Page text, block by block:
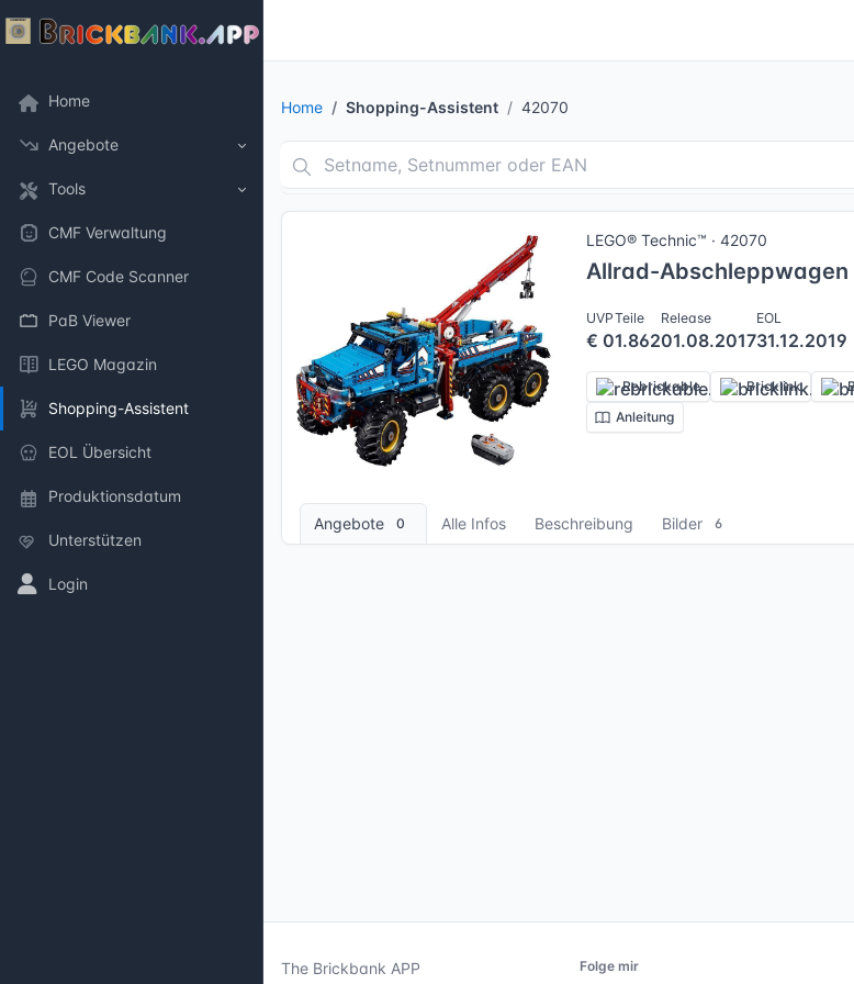
Home
Angebote
Tools
CMF Verwaltung
CMF Code Scanner
PaB Viewer
LEGO Magazin
Shopping-Assistent
EOL Übersicht
Produktionsdatum
Unterstützen
Login
Home Shopping-Assistent 42070
6 Bilder + 2 Videos
LEGO® Technic™ · 42070
Allrad-Abschleppwagen
UVP
€ 0
Teile
1.862
Release
01.08.2017
EOL
31.12.2019
Rebrickable Bricklink
Anleitung
Angebote 0 Alle Infos Beschreibung Bilder 6
The Brickbank APP Folge mir